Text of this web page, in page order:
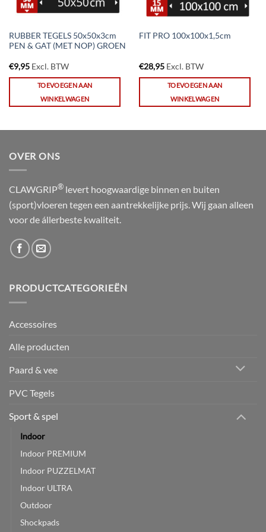
RUBBER TEGELS 50x50x3cm
PEN & GAT (MET NOP) GROEN
€9,95Excl. BTW
TOEVOEGEN AAN
WINKELWAGEN
FIT PRO 100x100x1,5cm
€28,95Excl. BTW
TOEVOEGEN AAN
WINKELWAGEN
OVER ONS
CLAWGRIP® levert hoogwaardige binnen en buiten
(sport)vloeren tegen een aantrekkelijke prijs. Wij gaan alleen
voor de állerbeste kwaliteit.
PRODUCTCATEGORIEËN
Accessoires
Alle producten
Paard & vee
PVC Tegels
Sport & spel
Indoor
Indoor PREMIUM
Indoor PUZZELMAT
Indoor ULTRA
Outdoor
Shockpads